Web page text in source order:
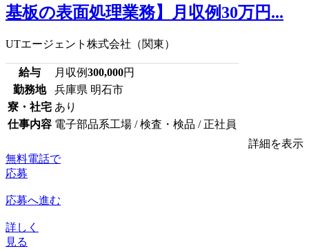
基板の表面処理業務】月収例30万円...
UTエージェント株式会社（関東）
給与 月収例300,000円
勤務地
兵庫県 明石市
寮・社宅 あり
仕事内容 電子部品系工場 / 検査・検品 / 正社員
詳細を表示
無料電話で
応募
応募へ進む
詳しく
見る